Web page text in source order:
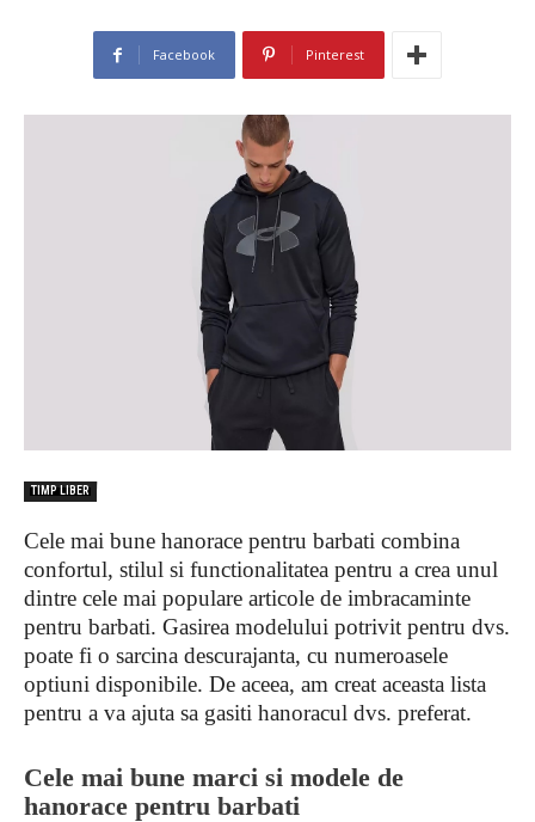
Facebook Pinterest
TIMP LIBER
Cele mai bune hanorace pentru barbati combina
confortul, stilul si functionalitatea pentru a crea unul
dintre cele mai populare articole de imbracaminte
pentru barbati. Gasirea modelului potrivit pentru dvs.
poate fi o sarcina descurajanta, cu numeroasele
optiuni disponibile. De aceea, am creat aceasta lista
pentru a va ajuta sa gasiti hanoracul dvs. preferat.
Cele mai bune marci si modele de
hanorace pentru barbati